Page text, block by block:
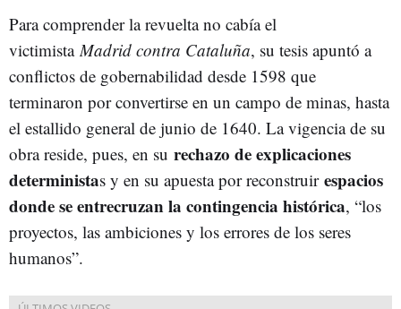
Para comprender la revuelta no cabía el
victimista Madrid contra Cataluña, su tesis apuntó a
conflictos de gobernabilidad desde 1598 que
terminaron por convertirse en un campo de minas, hasta
el estallido general de junio de 1640. La vigencia de su
obra reside, pues, en su rechazo de explicaciones
deterministas y en su apuesta por reconstruir espacios
donde se entrecruzan la contingencia histórica, “los
proyectos, las ambiciones y los errores de los seres
humanos”.